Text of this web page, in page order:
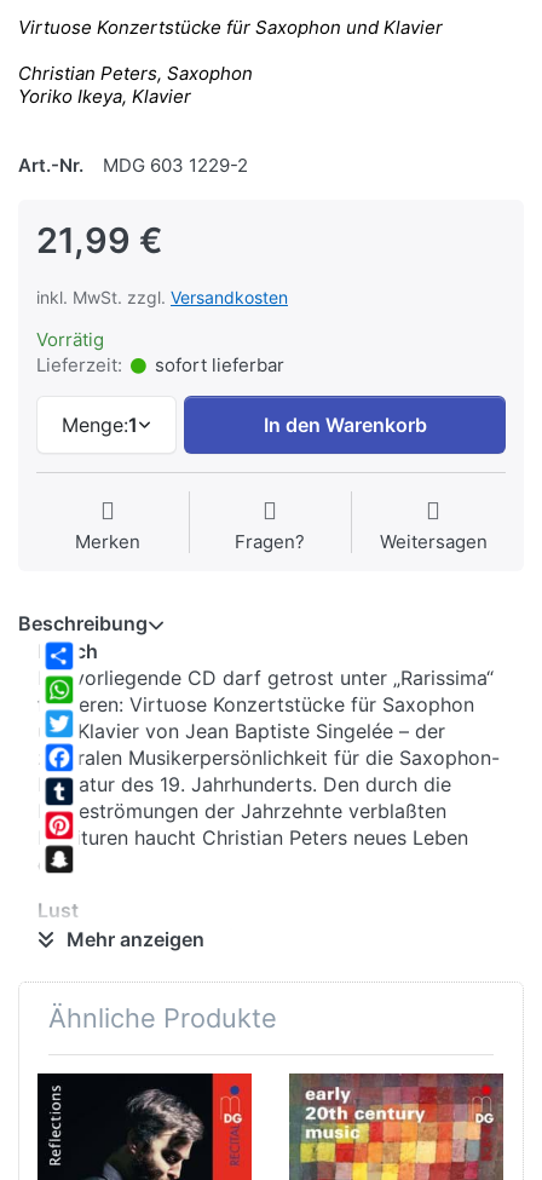
Virtuose Konzertstücke für Saxophon und Klavier
Christian Peters, Saxophon
Yoriko Ikeya, Klavier
Art.-Nr. MDG 603 1229-2
21,99 €
inkl. MwSt. zzgl. Versandkosten
Vorrätig
Lieferzeit:
sofort lieferbar
Menge:1 In den Warenkorb
Merken Fragen? Weitersagen
Share
WhatsApp
Twitter
Facebook
Tumblr
Pinterest
Beschreibung
Hauch
Die vorliegende CD darf getrost unter „Rarissima“
firmieren: Virtuose Konzertstücke für Saxophon
und Klavier von Jean Baptiste Singelée – der
zentralen Musikerpersönlichkeit für die Saxophon-
Literatur des 19. Jahrhunderts. Den durch die
Modeströmungen der Jahrzehnte verblaßten
Partituren haucht Christian Peters neues Leben
ein...
Lust
Jean Baptiste Singelée, der am 25. September
Jahrhundert typischer Musiker- vielseitig,
weltgewandt, geschäftstüchtig und
Violinist, Dirigent und Komponist sein Brot und gab
es für seine Leidenschaft, das Saxophon, wieder
aus...
Rausch
Mehr anzeigen
Ähnliche Produkte